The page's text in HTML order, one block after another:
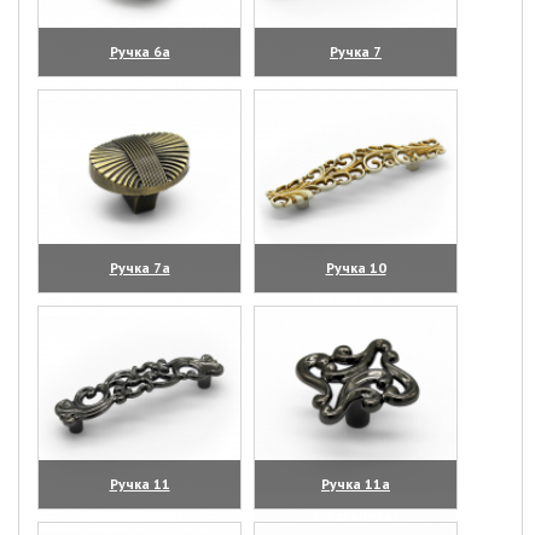
Ручка 6а
(увеличить)
Ручка 7
(увеличить)
Ручка 7а
(увеличить)
Ручка 10
(увеличить)
Ручка 11
(увеличить)
Ручка 11а
(увеличить)